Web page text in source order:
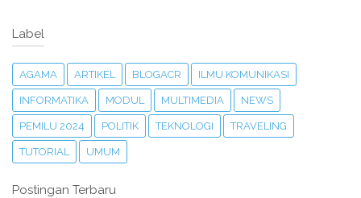
Label
AGAMA ARTIKEL BLOGACR ILMU KOMUNIKASI
INFORMATIKA MODUL MULTIMEDIA NEWS
PEMILU 2024 POLITIK TEKNOLOGI TRAVELING
TUTORIAL UMUM
Postingan Terbaru